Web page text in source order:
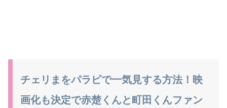
チェリまをパラビで一気見する方法！映
画化も決定で赤楚くんと町田くんファン